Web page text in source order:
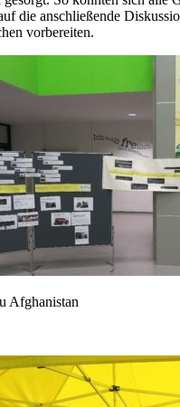
die anschließende
vorbereiten.
Afghanistan